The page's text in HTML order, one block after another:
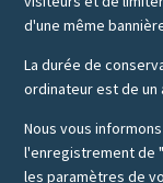
d'une même
La durée de
ordinateur est de un
Nous vous
l'enregistrement de
les paramètres de